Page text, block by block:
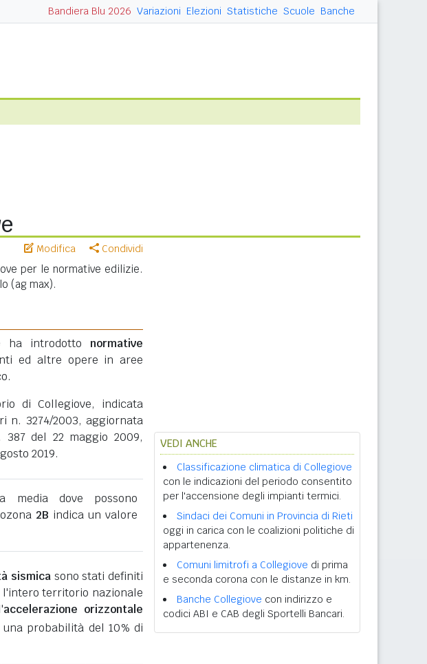
Bandiera Blu 2026 Variazioni Elezioni Statistiche Scuole Banche
Modifica Condividi
per le normative edilizie.
(ag max).
ha introdotto normative
ed altre opere in aree
di Collegiove, indicata
n. 3274/2003, aggiornata
del 22 maggio 2009,
2019.
media dove possono
2B indica un valore
sismica sono stati definiti
l'intero territorio nazionale
accelerazione orizzontale
probabilità del 10% di
VEDI ANCHE
Classificazione climatica di Collegiove
con le indicazioni del periodo consentito
per l'accensione degli impianti termici.
Sindaci dei Comuni in Provincia di Rieti
oggi in carica con le coalizioni politiche di
appartenenza.
Comuni limitrofi a Collegiove di prima
e seconda corona con le distanze in km.
Banche Collegiove con indirizzo e
codici ABI e CAB degli Sportelli Bancari.